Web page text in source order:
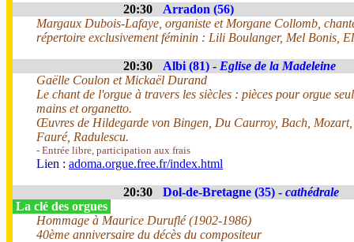
20:30
Arradon (56)
Margaux Dubois-Lafaye, organiste et Morgane Collomb,
répertoire exclusivement féminin : Lili Boulanger, Mel Bonis,
20:30 Albi (81) - Eglise de la Madeleine
Gaëlle Coulon et Mickaël Durand
Le chant de l'orgue à travers les siècles : pièces pour orgue
mains et organetto.
Œuvres de Hildegarde von Bingen, Du Caurroy, Bach, Mozart,
Fauré, Radulescu.
- Entrée libre, participation aux frais
Lien : adoma.orgue.free.fr/index.html
20:30 Dol-de-Bretagne (35) - cathédrale
La clé des orgues
Hommage à Maurice Duruflé (1902-1986)
40ème anniversaire du décès du compositeur